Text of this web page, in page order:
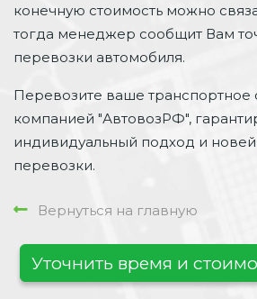
конечную стоимость можно
тогда менеджер сообщит Вам
перевозки автомобиля.
Перевозите ваше транспортное
компанией "АвтовозРФ",
индивидуальный подход и
перевозки.
Вернуться на главную
Уточнить время и